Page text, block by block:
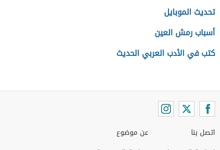
تحديث الموبايل
أسباب رمش العين
كتب في الأدب العربي الحديث
اتصل بنا
عن موضوع